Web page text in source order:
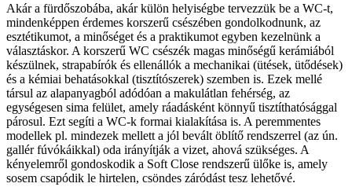
Akár a fürdőszobába, akár külön helyiségbe tervezzük be a WC-t,
mindenképpen érdemes korszerű csészében gondolkodnunk, az
esztétikumot, a minőséget és a praktikumot egyben kezelnünk a
választáskor. A korszerű WC csészék magas minőségű kerámiából
készülnek, strapabírók és ellenállók a mechanikai (ütések, ütődések)
és a kémiai behatásokkal (tisztítószerek) szemben is. Ezek mellé
társul az alapanyagból adódóan a makulátlan fehérség, az
egységesen sima felület, amely ráadásként könnyű tisztíthatósággal
párosul. Ezt segíti a WC-k formai kialakítása is. A peremmentes
modellek pl. mindezek mellett a jól bevált öblítő rendszerrel (az ún.
gallér fúvókáikkal) oda irányítják a vizet, ahová szükséges. A
kényelemről gondoskodik a Soft Close rendszerű ülőke is, amely
sosem csapódik le hirtelen, csöndes záródást tesz lehetővé.